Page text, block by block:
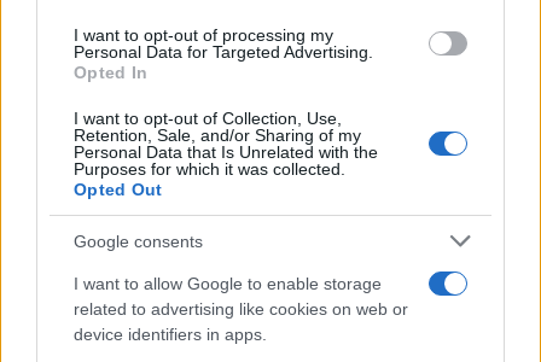
I want to opt-out of processing my
Personal Data for Targeted Advertising.
Opted In
I want to opt-out of Collection, Use,
Retention, Sale, and/or Sharing of my
Personal Data that Is Unrelated with the
Purposes for which it was collected.
Opted Out
Google consents
I want to allow Google to enable storage
related to advertising like cookies on web or
device identifiers in apps.